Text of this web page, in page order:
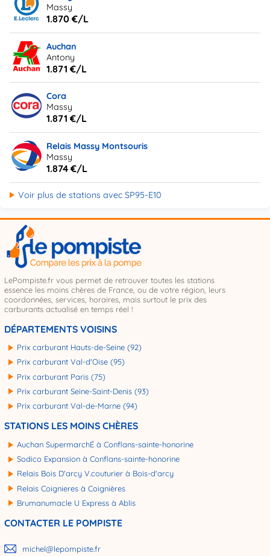
Massy
1.870 €/L
Auchan
Antony
1.871 €/L
Cora
Massy
1.871 €/L
Relais Massy Montsouris
Massy
1.874 €/L
Voir plus de stations avec SP95-E10
LePompiste.fr vous permet de retrouver toutes les stations
essence les moins chères de France, ou de votre région, leurs
coordonnées, services, horaires, mais surtout le prix des
carburants actualisé en temps réel !
DÉPARTEMENTS VOISINS
Prix carburant Hauts-de-Seine (92)
Prix carburant Val-d'Oise (95)
Prix carburant Paris (75)
Prix carburant Seine-Saint-Denis (93)
Prix carburant Val-de-Marne (94)
STATIONS LES MOINS CHÈRES
Auchan SupermarchÉ à Conflans-sainte-honorine
Sodico Expansion à Conflans-sainte-honorine
Relais Bois D'arcy V.couturier à Bois-d'arcy
Relais Coignieres à Coignières
Brumanumacle U Express à Ablis
CONTACTER LE POMPISTE
michel@lepompiste.fr